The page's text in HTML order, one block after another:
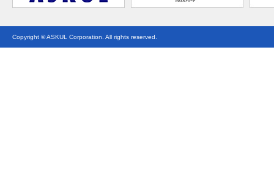
Copyright © ASKUL Corporation. All rights reserved.